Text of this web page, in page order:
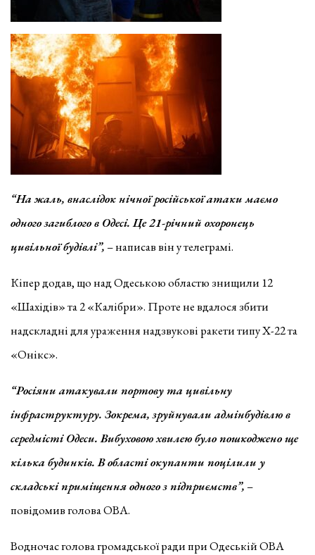
“На жаль, внаслідок нічної російської атаки маємо
одного загиблого в Одесі. Це 21-річний охоронець
цивільної будівлі”, – написав він у телеграмі.
Кіпер додав, що над Одеською областю знищили 12
«Шахідів» та 2 «Калібри». Проте не вдалося збити
надскладні для ураження надзвукові ракети типу Х-22 та
«Онікс».
“Росіяни атакували портову та цивільну
інфраструктуру. Зокрема, зруйнували адмінбудівлю в
середмісті Одеси. Вибуховою хвилею було пошкоджено ще
кілька будинків. В області окупанти поцілили у
складські приміщення одного з підприємств”, –
повідомив голова ОВА.
Водночас голова громадської ради при Одеській ОВА